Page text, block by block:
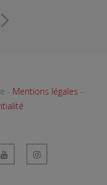
- Mentions légales -